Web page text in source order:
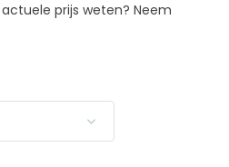
prijs weten? Neem